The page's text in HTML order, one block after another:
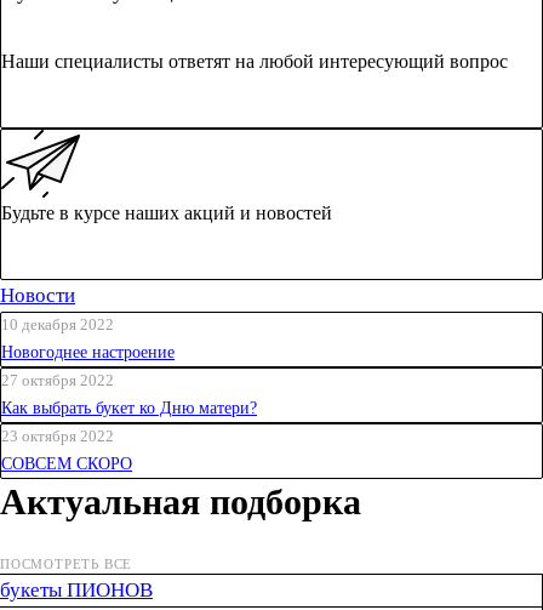
Наши специалисты ответят на любой интересующий вопрос
Будьте в курсе наших акций и новостей
Новости
10 декабря 2022
Новогоднее настроение
27 октября 2022
Как выбрать букет ко Дню матери?
23 октября 2022
СОВСЕМ СКОРО
Актуальная подборка
ПОСМОТРЕТЬ ВСЕ
букеты ПИОНОВ